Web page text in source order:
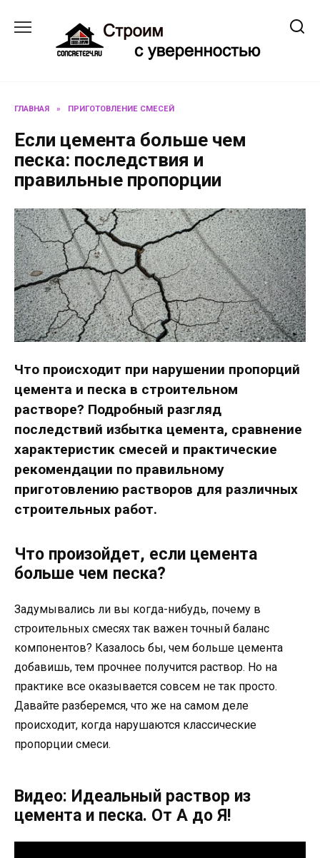
содержанию
ГЛАВНАЯ » ПРИГОТОВЛЕНИЕ СМЕСЕЙ
Если цемента больше чем
песка: последствия и
правильные пропорции
Что происходит при нарушении пропорций
цемента и песка в строительном
растворе? Подробный разгляд
последствий избытка цемента, сравнение
характеристик смесей и практические
рекомендации по правильному
приготовлению растворов для различных
строительных работ.
Что произойдет, если цемента
больше чем песка?
Задумывались ли вы когда-нибудь, почему в
строительных смесях так важен точный баланс
компонентов? Казалось бы, чем больше цемента
добавишь, тем прочнее получится раствор. Но на
практике все оказывается совсем не так просто.
Давайте разберемся, что же на самом деле
происходит, когда нарушаются классические
пропорции смеси.
Видео: Идеальный раствор из
цемента и песка. От А до Я!